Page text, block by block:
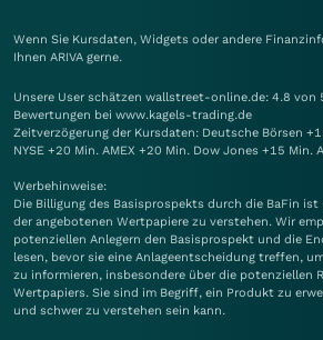
Wenn Sie Kursdaten, Widgets oder andere
Ihnen ARIVA gerne.
Unsere User schätzen wallstreet-online.de: 4.8
Bewertungen bei www.kagels-trading.de
Zeitverzögerung der Kursdaten: Deutsche Börsen
NYSE +20 Min. AMEX +20 Min. Dow Jones +15 Min.
Werbehinweise:
Die Billigung des Basisprospekts durch die BaFin
der angebotenen Wertpapiere zu verstehen. Wir
potenziellen Anlegern den Basisprospekt und die
lesen, bevor sie eine Anlageentscheidung treffen,
zu informieren, insbesondere über die potenziellen
Wertpapiers. Sie sind im Begriff, ein Produkt zu
und schwer zu verstehen sein kann.